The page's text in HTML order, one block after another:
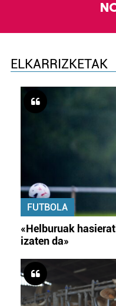
ELKARRIZKETAK
FUTBOLA
«Helburuak
izaten da»